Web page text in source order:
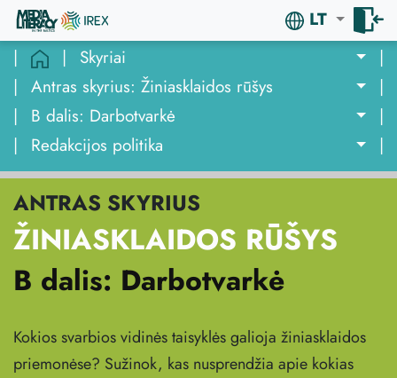
LT
|
| Skyriai
|
| Antras skyrius: Žiniasklaidos rūšys
|
|
B dalis: Darbotvarkė
|
|
Redakcijos politika |
ANTRAS SKYRIUS
ŽINIASKLAIDOS RŪŠYS
B dalis: Darbotvarkė
Kokios svarbios vidinės taisyklės galioja žiniasklaidos
priemonėse? Sužinok, kas nusprendžia apie kokias